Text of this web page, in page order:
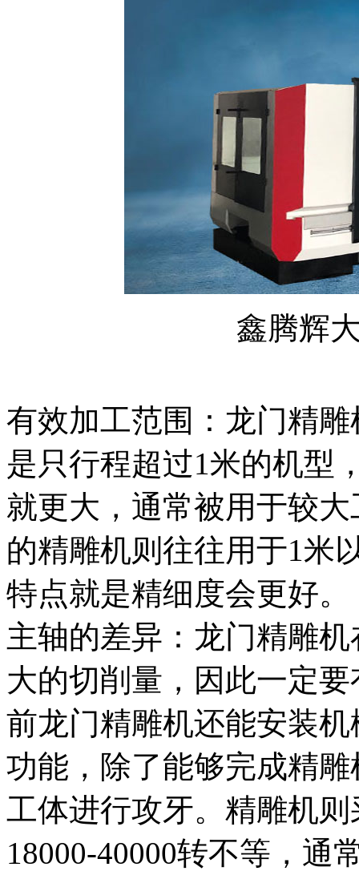
鑫腾辉
有效加工范围：龙门精
是只行程超过1米的机型
就更大，通常被用于较
的精雕机则往往用于1米
特点就是精细度会更好。
主轴的差异：龙门精雕
大的切削量，因此一定
前龙门精雕机还能安装
功能，除了能够完成精
工体进行攻牙。精雕机
18000-40000转不等，通